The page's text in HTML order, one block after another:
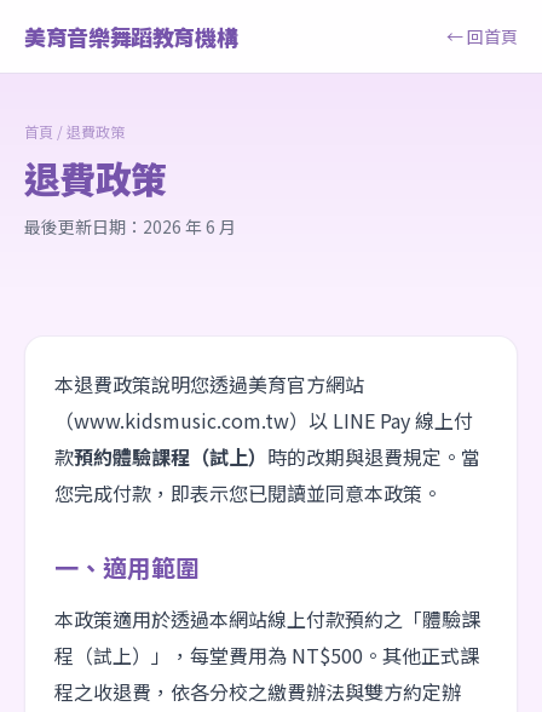
美育音樂舞蹈教育機構 ← 回首頁
首頁 / 退費政策
退費政策
最後更新日期：2026 年 6 月
本退費政策說明您透過美育官方網站
（www.kidsmusic.com.tw）以 LINE Pay 線上付
款預約體驗課程（試上） 時的改期與退費規定。當
您完成付款，即表示您已閱讀並同意本政策。
一、適用範圍
本政策適用於透過本網站線上付款預約之「體驗課
程（試上）」，每堂費用為 NT$500。其他正式課
程之收退費，依各分校之繳費辦法與雙方約定辦